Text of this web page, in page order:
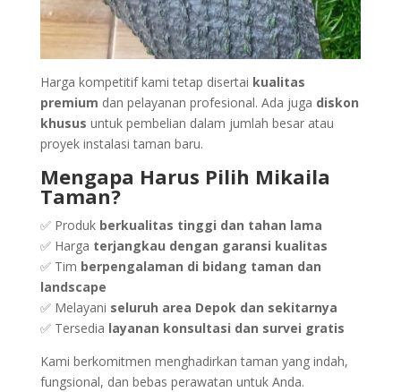
Harga kompetitif kami tetap disertai kualitas
premium dan pelayanan profesional. Ada juga diskon
khusus untuk pembelian dalam jumlah besar atau
proyek instalasi taman baru.
Mengapa Harus Pilih Mikaila
Taman?
✅ Produk berkualitas tinggi dan tahan lama
✅ Harga terjangkau dengan garansi kualitas
✅ Tim berpengalaman di bidang taman dan
landscape
✅ Melayani seluruh area Depok dan sekitarnya
✅ Tersedia layanan konsultasi dan survei gratis
Kami berkomitmen menghadirkan taman yang indah,
fungsional, dan bebas perawatan untuk Anda.